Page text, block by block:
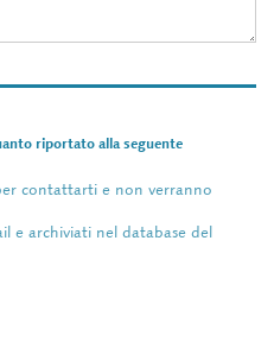
riportato alla seguente
contattarti e non verranno
e archiviati nel database del